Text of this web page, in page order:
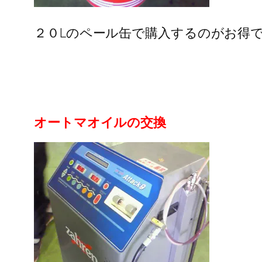
２０Lのペール缶で購入するのがお得
オートマオイルの交換